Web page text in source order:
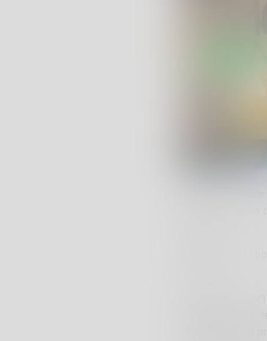
Fridays for
aperta a tutta la
Appuntamento
Lena Perpenti
Chiavenna,
adattamento in